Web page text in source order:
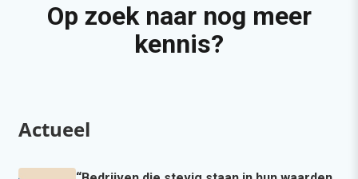
Op zoek naar nog meer
kennis?
Actueel